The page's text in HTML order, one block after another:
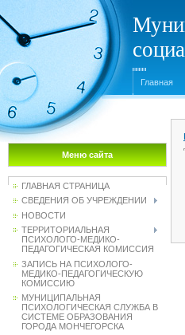
Главная
Меню сайта
ГЛАВНАЯ СТРАНИЦА
СВЕДЕНИЯ ОБ УЧРЕЖДЕНИИ
НОВОСТИ
ТЕРРИТОРИАЛЬНАЯ
ПСИХОЛОГО-МЕДИКО-
ПЕДАГОГИЧЕСКАЯ КОМИССИЯ
ЗАПИСЬ НА ПСИХОЛОГО-
МЕДИКО-ПЕДАГОГИЧЕСКУЮ
КОМИССИЮ
МУНИЦИПАЛЬНАЯ
ПСИХОЛОГИЧЕСКАЯ СЛУЖБА В
СИСТЕМЕ ОБРАЗОВАНИЯ
ГОРОДА МОНЧЕГОРСКА